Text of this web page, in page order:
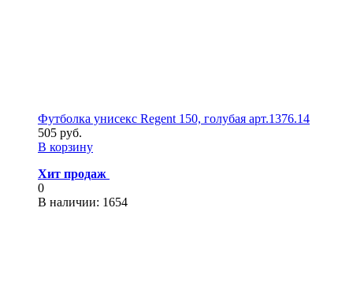
Футболка унисекс Regent 150, голубая арт.1376.14
505 руб.
В корзину
Хит продаж
0
В наличии: 1654